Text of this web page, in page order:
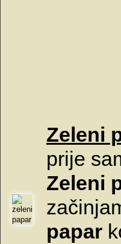
Zeleni
prije
Zeleni
papar